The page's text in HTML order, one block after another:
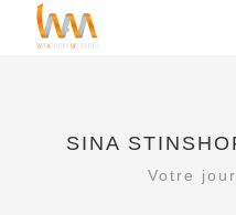
SINA
Votre